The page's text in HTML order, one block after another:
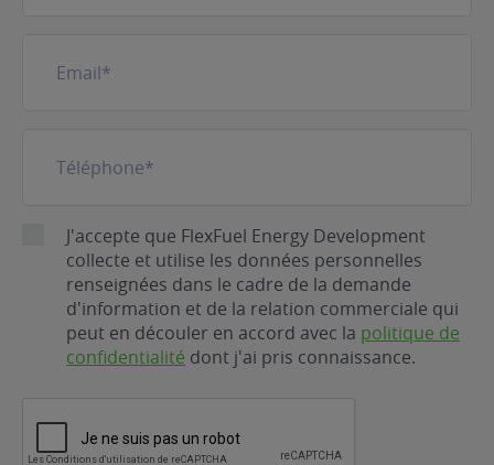
mail(Nécessaire)
RGPDJ'accepte que FlexFuel Energy Development
collecte et utilise les données personnelles
renseignées dans le cadre de la demande
d'information et de la relation commerciale qui
peut en découler en accord avec la politique de
confidentialité dont j'ai pris connaissance.